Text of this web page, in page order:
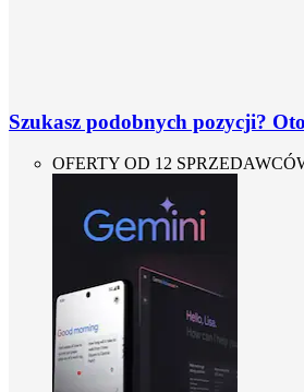
Szukasz podobnych pozycji?
OFERTY OD 12